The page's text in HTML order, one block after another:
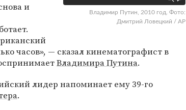
Владимир Путин, 2010 год. Фото:
Дмитрий Ловецкий / AP
и
часов», — сказал кинематографист в
Владимира Путина.
лидер напоминает ему 39-го
.